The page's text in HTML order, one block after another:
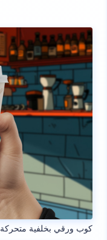
كوب ورقي بخلفية متحركة